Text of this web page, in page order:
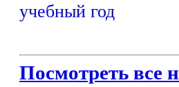
Посмотреть все